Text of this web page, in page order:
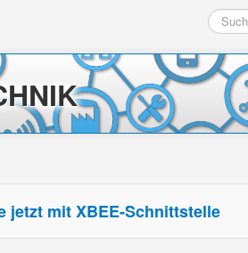
Suchen
...
jetzt mit XBEE-Schnittstelle